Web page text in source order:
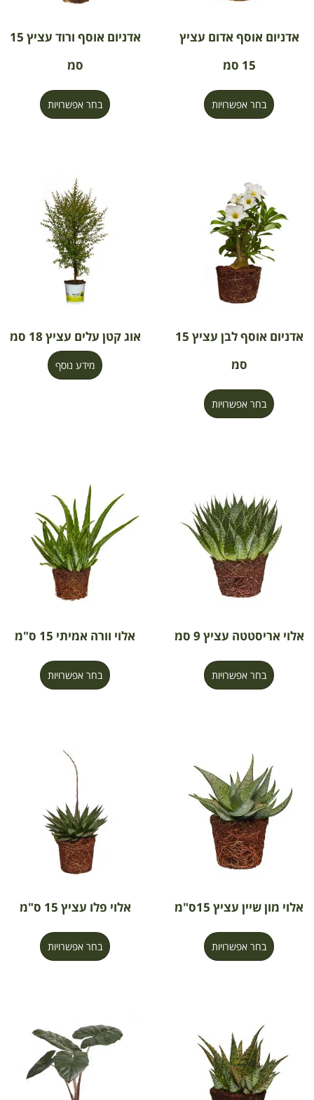
אדניום אוסף אדום עציץ
15 סמ
בחר אפשרויות
אדניום אוסף ורוד עציץ 15
סמ
בחר אפשרויות
אדניום אוסף לבן עציץ 15
סמ
בחר אפשרויות
אוג קטן עלים עציץ 18 סמ
מידע נוסף
אלוי אריסטטה עציץ 9 סמ
בחר אפשרויות
אלוי וורה אמיתי 15 ס"מ
בחר אפשרויות
אלוי מון שיין עציץ 15ס"מ
בחר אפשרויות
אלוי פלו עציץ 15 ס"מ
בחר אפשרויות